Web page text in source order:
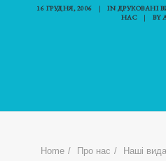
16 ГРУДНЯ, 2006 | IN ДРУКОВАНІ
НАС
| BY
Home Про нас Наші